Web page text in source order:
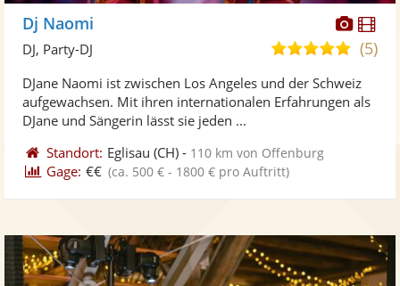
Fotos
Dj Naomi
5,0
5
(5)
DJ, Party-DJ
DJane Naomi ist zwischen Los Angeles und der Schweiz
aufgewachsen. Mit ihren internationalen Erfahrungen als
DJane und Sängerin lässt sie jeden ...
Standort: Eglisau (CH) - 110 km von Offenburg
Gage: €€ (ca. 500 € - 1800 € pro Auftritt)